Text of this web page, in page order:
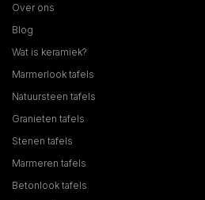
Over ons
Blog
Wat is keramiek?
Marmerlook tafels
Natuursteen tafels
Granieten tafels
Stenen tafels
Marmeren tafels
Betonlook tafels